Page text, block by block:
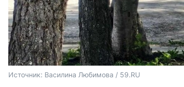
Источник: Василина Любимова / 59.RU